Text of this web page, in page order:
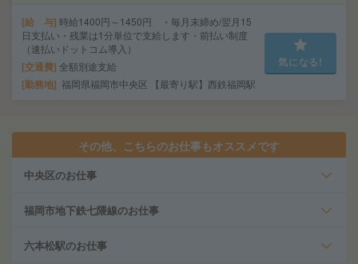
給 与 時給1400円～1450円 ・毎月末締め/翌月15
日支払い・残業は1分単位で支給します・前払い制度
（速払いドットコム導入）
交通費 全額別途支給
勤務地 福岡県福岡市中央区 【最寄り駅】西鉄福岡駅
気になる!
その他、こちらのお仕事もオススメです
中央区のお仕事
福岡市地下鉄七隈線のお仕事
六本松駅のお仕事